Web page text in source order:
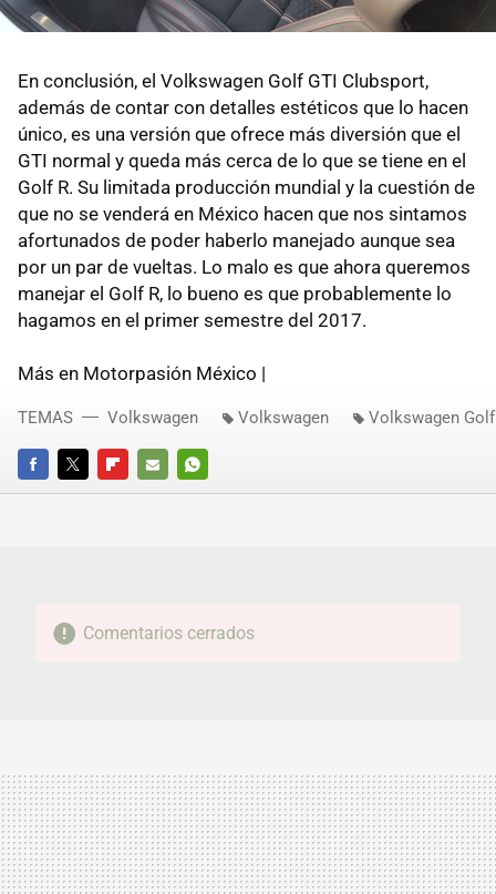
En conclusión, el Volkswagen Golf GTI Clubsport,
además de contar con detalles estéticos que lo hacen
único, es una versión que ofrece más diversión que el
GTI normal y queda más cerca de lo que se tiene en el
Golf R. Su limitada producción mundial y la cuestión de
que no se venderá en México hacen que nos sintamos
afortunados de poder haberlo manejado aunque sea
por un par de vueltas. Lo malo es que ahora queremos
manejar el Golf R, lo bueno es que probablemente lo
hagamos en el primer semestre del 2017.
Más en Motorpasión México |
FACEBOOKTWITTERFLIPBOARD
E-
WHATSAPP
TEMAS Volkswagen Volkswagen Volkswagen
Comentarios cerrados